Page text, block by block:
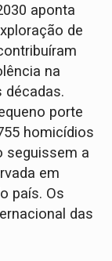
aponta
de
na
décadas.
porte
homicídios
seguissem a
em
país. Os
das